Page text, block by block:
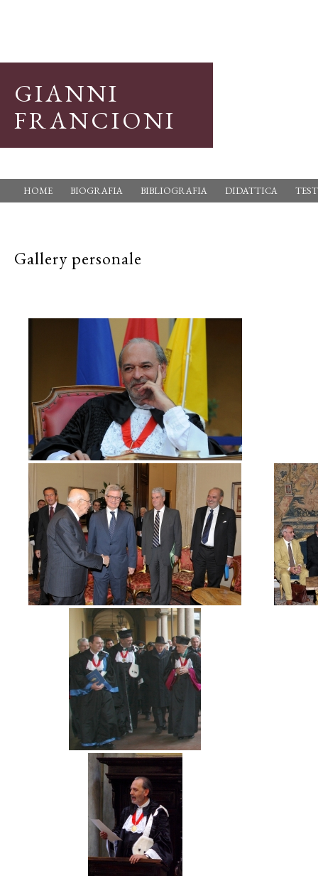
GIANNI
FRANCIONI
HOME BIOGRAFIA BIBLIOGRAFIA DIDATTICA
Gallery personale